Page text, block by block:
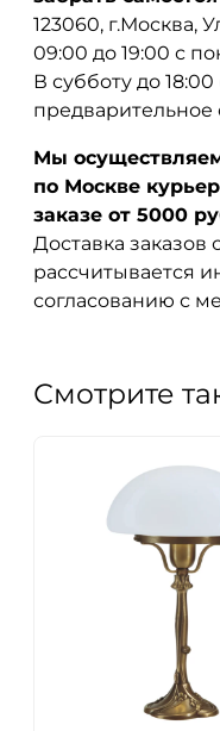
123060, г.Москва,
09:00 до 19:00 с
В субботу до 18:00
предварительное
Мы
по Москве
заказе от 5000
Доставка
рассчитывается
согласованию с
Смотрите